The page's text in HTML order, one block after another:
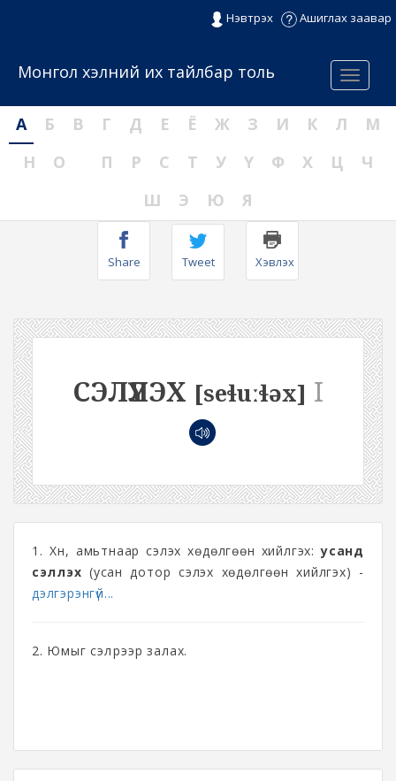
Нэвтрэх Ашиглах заавар
Menu
Монгол хэлний их тайлбар толь
А Б В Г Д Е Ё Ж З И К Л
М
Н
О П Р С Т У Ү Ф Х Ц
Ч
Ш
Э Ю Я
Share Tweet Хэвлэх
СЭЛҮҮЛЭХ [seɬuːɬəx] I
1. Хүн, амьтнаар сэлэх хөдөлгөөн хийлгэх:усанд
сэлүүлэх (усан дотор сэлэх хөдөлгөөн хийлгэх) -
дэлгэрэнгүй...
2. Юмыг сэлүүрээр залах.